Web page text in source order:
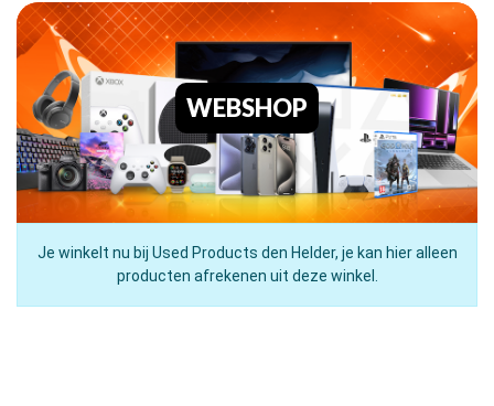
WEBSHOP
Je winkelt nu bij Used Products den Helder, je kan hier alleen
producten afrekenen uit deze winkel.